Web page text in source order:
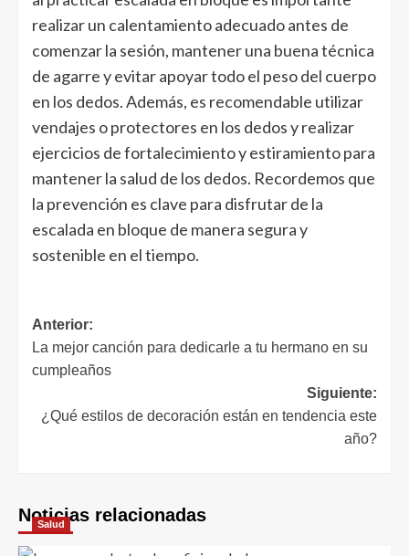
realizar un calentamiento adecuado antes de
comenzar la sesión, mantener una buena técnica
de agarre y evitar apoyar todo el peso del cuerpo
en los dedos. Además, es recomendable utilizar
vendajes o protectores en los dedos y realizar
ejercicios de fortalecimiento y estiramiento para
mantener la salud de los dedos. Recordemos que
la prevención es clave para disfrutar de la
escalada en bloque de manera segura y
sostenible en el tiempo.
Navegación
de
entradas
Anterior:
La mejor canción para dedicarle a tu hermano en su
cumpleaños
Siguiente:
¿Qué estilos de decoración están en tendencia este
año?
Noticias relacionadas
Salud